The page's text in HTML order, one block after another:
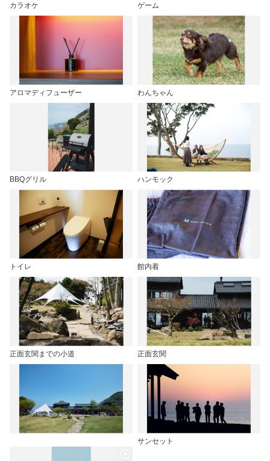
カラオケ ゲーム
アロマディフューザー わんちゃん
BBQグリル ハンモック
トイレ 館内着
正面玄関までの小道 正面玄関
サンセット